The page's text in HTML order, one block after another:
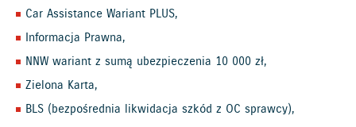
Car Assistance Wariant PLUS,
Informacja Prawna,
NNW wariant z sumą ubezpieczenia 10 000 zł,
Zielona Karta,
BLS (bezpośrednia likwidacja szkód z OC sprawcy),